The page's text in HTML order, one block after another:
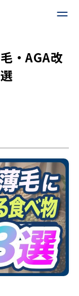
・AGA改